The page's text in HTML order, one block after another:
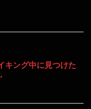
キング中に見つけた